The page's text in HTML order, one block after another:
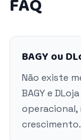
FAQ
BAGY ou
Não existe
BAGY e
crescimento.